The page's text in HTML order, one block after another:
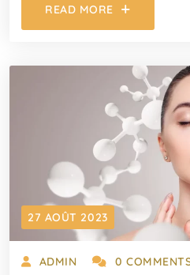
READ MORE
27 AOÛT 2023
ADMIN 0